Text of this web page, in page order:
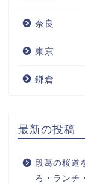
奈良
東京
鎌倉
最新の投稿
段葛の桜道
ろ・ランチ